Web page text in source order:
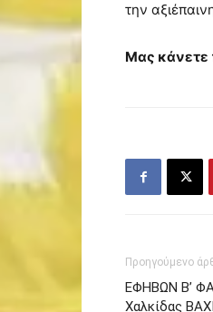
την
Μας κάνετε
Προηγούμενο
ΕΦΗΒΩΝ Β’
Χαλκίδας